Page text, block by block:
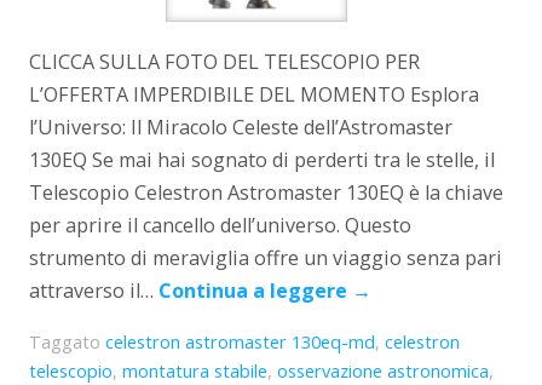
CLICCA SULLA FOTO DEL TELESCOPIO PER
L’OFFERTA IMPERDIBILE DEL MOMENTO Esplora
l’Universo: Il Miracolo Celeste dell’Astromaster
130EQ Se mai hai sognato di perderti tra le stelle, il
Telescopio Celestron Astromaster 130EQ è la chiave
per aprire il cancello dell’universo. Questo
strumento di meraviglia offre un viaggio senza pari
attraverso il… Continua a leggere →
Taggatocelestron astromaster 130eq-md,celestron
telescopio,montatura stabile,osservazione astronomica,